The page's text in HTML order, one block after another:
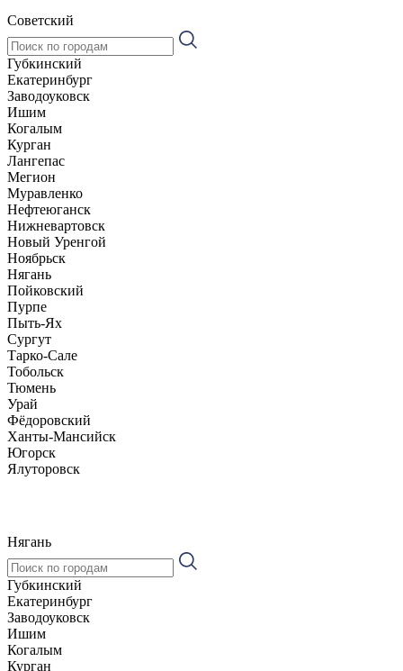
Советский
Губкинский
Екатеринбург
Заводоуковск
Ишим
Когалым
Курган
Лангепас
Мегион
Муравленко
Нефтеюганск
Нижневартовск
Новый Уренгой
Ноябрьск
Нягань
Пойковский
Пурпе
Пыть-Ях
Сургут
Тарко-Сале
Тобольск
Тюмень
Урай
Фёдоровский
Ханты-Мансийск
Югорск
Ялуторовск
Нягань
Губкинский
Екатеринбург
Заводоуковск
Ишим
Когалым
Курган